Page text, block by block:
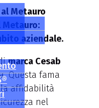
Metauro:
aziendale.
marca Cesab
Questa fama
affidabilità
nel